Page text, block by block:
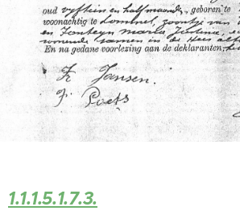
1.1.1.5.1.7.3.